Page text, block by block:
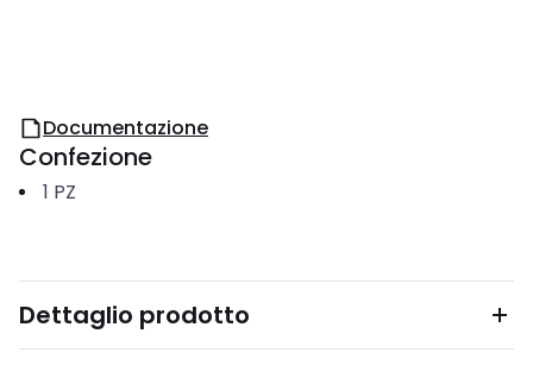
Documentazione
Confezione
1 PZ
Dettaglio prodotto